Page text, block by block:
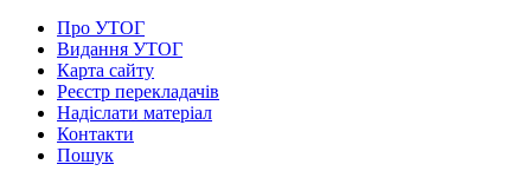
Конвенція ООН
Законодавство
Декларації
Документи ВФГ
Міжнародні документи
Про УТОГ
Видання УТОГ
Карта сайту
Реєстр перекладачів
Надіслати матеріал
Контакти
Пошук